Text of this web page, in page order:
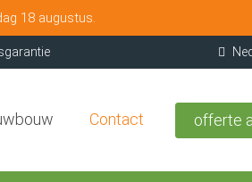
18 augustus.
Contact offerte